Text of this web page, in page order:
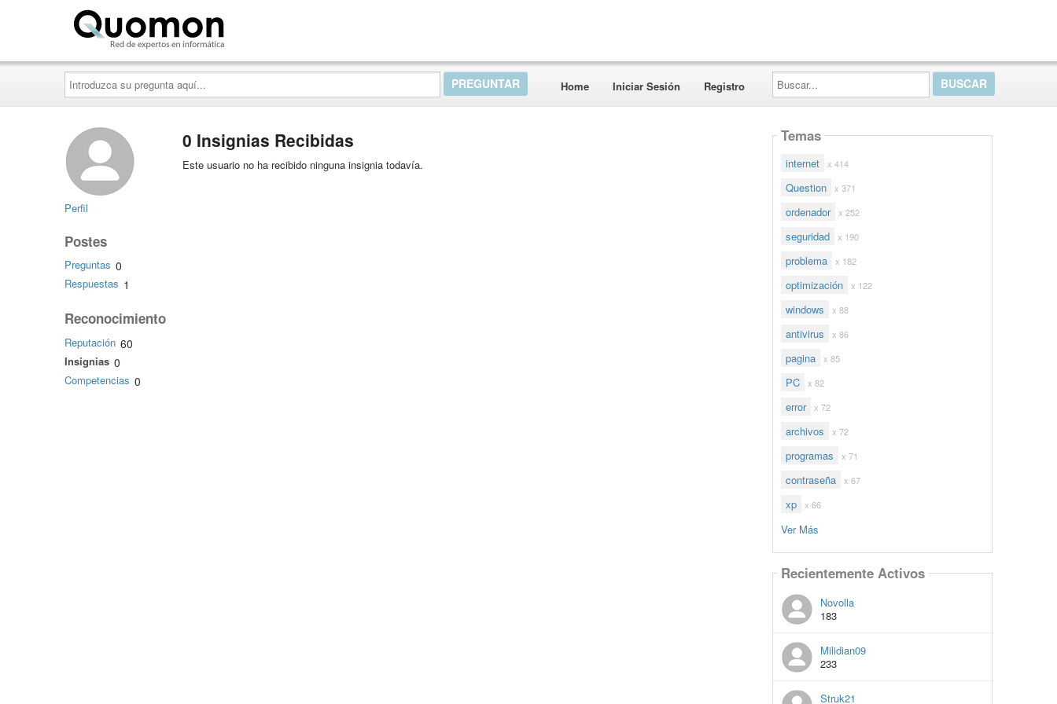
Introduzca
su
pregunta
aquí...
Home Iniciar Sesión Registro
Buscar...
Perfil
Postes
Preguntas 0
Respuestas 1
Reconocimiento
Reputación 60
Insignias 0
Competencias 0
0 Insignias Recibidas
Este usuario no ha recibido ninguna insignia todavía.
Temas
internet x 414
Question x 371
ordenador x 252
seguridad x 190
problema x 182
optimización x 122
windows x 88
antivirus x 86
pagina x 85
PC x 82
error x 72
archivos x 72
programas x 71
contraseña x 67
xp x 66
Ver Más
Recientemente Activos
Novolla
183
Milidian09
233
Struk21